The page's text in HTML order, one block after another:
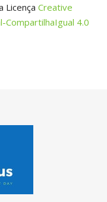
Licença Creative
CompartilhaIgual 4.0